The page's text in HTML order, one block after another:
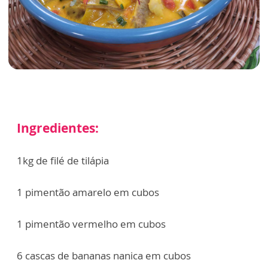
Ingredientes:
1kg de filé de tilápia
1 pimentão amarelo em cubos
1 pimentão vermelho em cubos
6 cascas de bananas nanica em cubos